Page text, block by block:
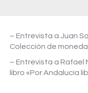
– Entrevista a Juan
Colección de
– Entrevista a Rafael
libro «Por Andalucía